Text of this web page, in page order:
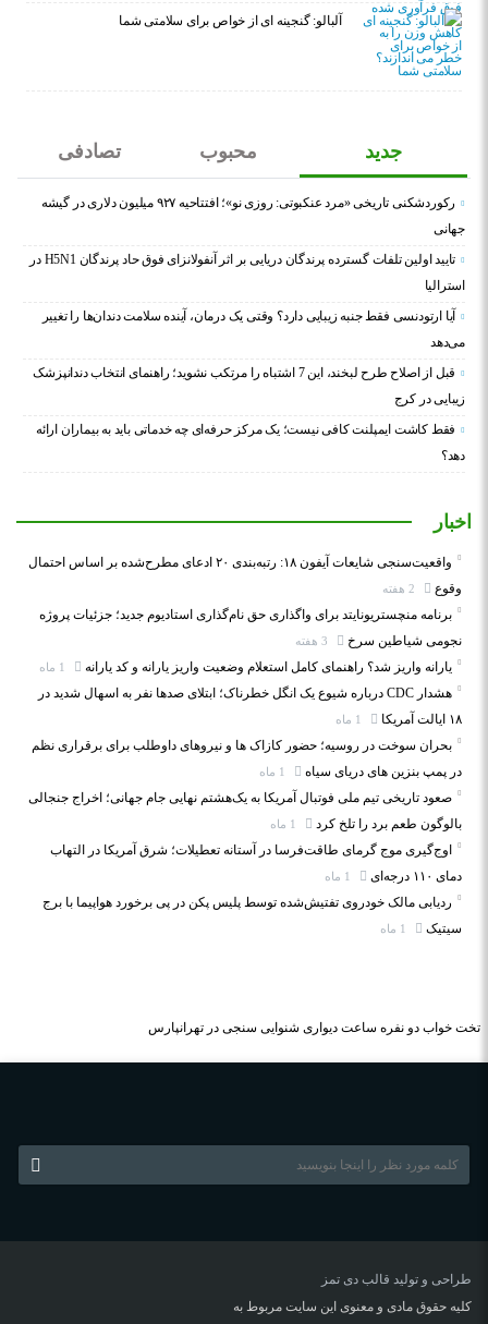
آلبالو: گنجینه ای از خواص برای سلامتی شما
جدید محبوب تصادفی
رکوردشکنی تاریخی «مرد عنکبوتی: روزی نو»؛ افتتاحیه ۹۲۷ میلیون دلاری در گیشه
جهانی
تایید اولین تلفات گسترده پرندگان دریایی بر اثر آنفولانزای فوق حاد پرندگان H5N1 در
استرالیا
آیا ارتودنسی فقط جنبه زیبایی دارد؟ وقتی یک درمان، آینده سلامت دندان‌ها را تغییر
می‌دهد
قبل از اصلاح طرح لبخند، این 7 اشتباه را مرتکب نشوید؛ راهنمای انتخاب دندانپزشک
زیبایی در کرج
فقط کاشت ایمپلنت کافی نیست؛ یک مرکز حرفه‌ای چه خدماتی باید به بیماران ارائه
دهد؟
اخبار
واقعیت‌سنجی شایعات آیفون ۱۸: رتبه‌بندی ۲۰ ادعای مطرح‌شده بر اساس احتمال
وقوع
برنامه منچستریونایتد برای واگذاری حق نام‌گذاری استادیوم جدید؛ جزئیات پروژه
نجومی شیاطین سرخ
یارانه واریز شد؟ راهنمای کامل استعلام وضعیت واریز یارانه و کد یارانه
هشدار CDC درباره شیوع یک انگل خطرناک؛ ابتلای صدها نفر به اسهال شدید در
۱۸ ایالت آمریکا
بحران سوخت در روسیه؛ حضور کازاک‌ ها و نیروهای داوطلب برای برقراری نظم
در پمپ بنزین‌ های دریای سیاه
صعود تاریخی تیم ملی فوتبال آمریکا به یک‌هشتم نهایی جام جهانی؛ اخراج جنجالی
بالوگون طعم برد را تلخ کرد
اوج‌گیری موج گرمای طاقت‌فرسا در آستانه تعطیلات؛ شرق آمریکا در التهاب
دمای ۱۱۰ درجه‌ای
ردیابی مالک خودروی تفتیش‌شده توسط پلیس پکن در پی برخورد هواپیما با برج
سیتیک
تخت خواب دو نفره ساعت دیواری شنوایی سنجی در تهرانپارس
طراحی و تولید قالب دی تمز
کلیه حقوق مادی و معنوی این سایت مربوط به